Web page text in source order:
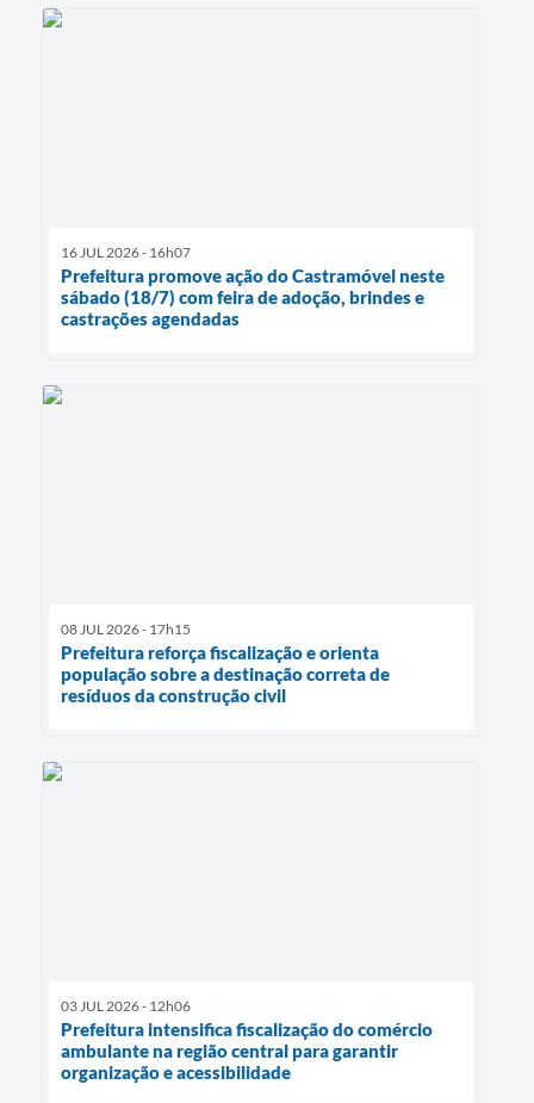
16 JUL 2026 - 16h07
Prefeitura promove ação do Castramóvel neste
sábado (18/7) com feira de adoção, brindes e
castrações agendadas
08 JUL 2026 - 17h15
Prefeitura reforça fiscalização e orienta
população sobre a destinação correta de
resíduos da construção civil
03 JUL 2026 - 12h06
Prefeitura intensifica fiscalização do comércio
ambulante na região central para garantir
organização e acessibilidade